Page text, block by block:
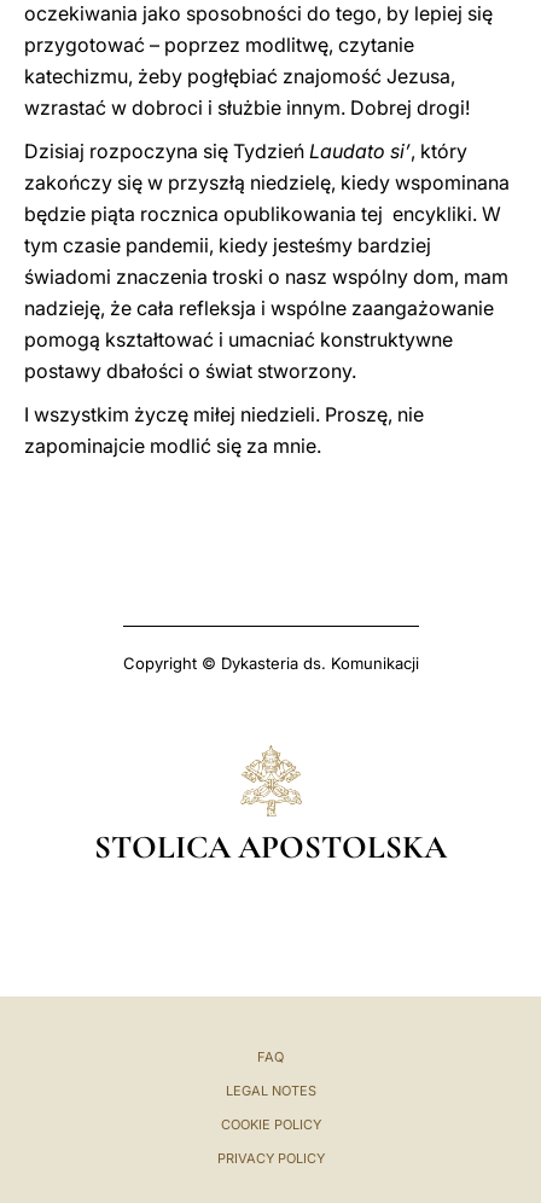
oczekiwania jako sposobności do tego, by lepiej się
przygotować – poprzez modlitwę, czytanie
katechizmu, żeby pogłębiać znajomość Jezusa,
wzrastać w dobroci i służbie innym. Dobrej drogi!
Dzisiaj rozpoczyna się Tydzień Laudato si’, który
zakończy się w przyszłą niedzielę, kiedy wspominana
będzie piąta rocznica opublikowania tej encykliki. W
tym czasie pandemii, kiedy jesteśmy bardziej
świadomi znaczenia troski o nasz wspólny dom, mam
nadzieję, że cała refleksja i wspólne zaangażowanie
pomogą kształtować i umacniać konstruktywne
postawy dbałości o świat stworzony.
I wszystkim życzę miłej niedzieli. Proszę, nie
zapominajcie modlić się za mnie.
Copyright © Dykasteria ds. Komunikacji
STOLICA APOSTOLSKA
FAQ
LEGAL NOTES
COOKIE POLICY
PRIVACY POLICY